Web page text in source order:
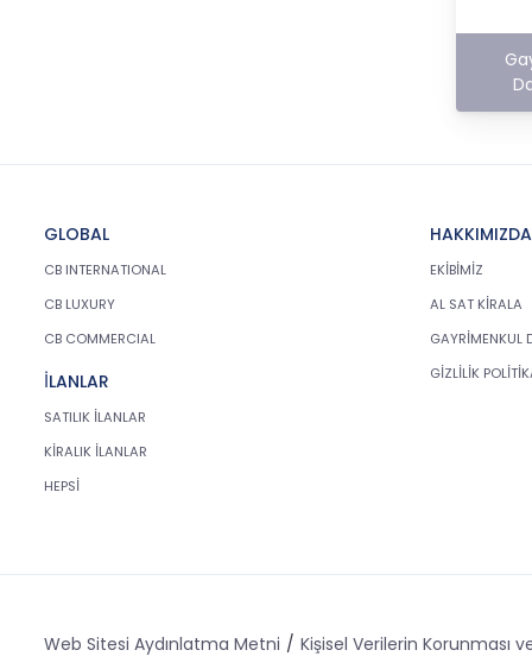
bu amaçları kişisel veriler
bilgisine sunmakla yükümlüdür.
Kişisel veriler belirtilen meşru ve
işlenmeyecektir..
4. İşlendikleri Amaçla Bağlantılı,
Sınırlı ve Ölçülü Olma
CB Gayrimenkul Franchising
Pazarlama ve Danışmanlık
veya ihtiyaç duyulmayan kişisel
GLOBAL
CB INTERNATIONAL
CB LUXURY
CB COMMERCIAL
İLANLAR
SATILIK İLANLAR
KİRALIK İLANLAR
HEPSİ
HAKKIMIZDA
EKİBİMİZ
AL SAT KİRALA
GAYRİMENKUL
GİZLİLİK
Web Sitesi Aydınlatma Metni Kişisel Verilerin Korunması